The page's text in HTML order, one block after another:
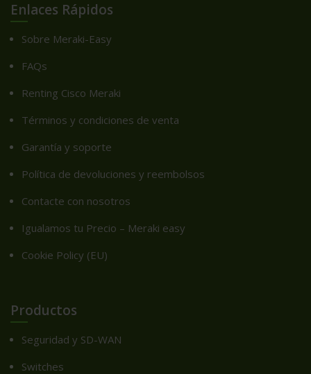
Enlaces Rápidos
Sobre Meraki-Easy
FAQs
Renting Cisco Meraki
Términos y condiciones de venta
Garantía y soporte
Política de devoluciones y reembolsos
Contacte con nosotros
Igualamos tu Precio – Meraki easy
Cookie Policy (EU)
Productos
Seguridad y SD-WAN
Switches